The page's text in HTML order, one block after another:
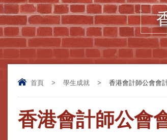
首頁 > 學生成就 > 香港會計師公會會
香港會計師公會